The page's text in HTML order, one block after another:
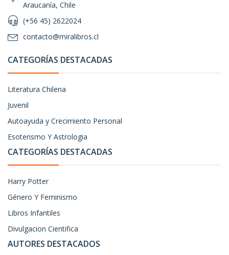
Araucanía, Chile
(+56 45) 2622024
contacto@miralibros.cl
CATEGORÍAS DESTACADAS
Literatura Chilena
Juvenil
Autoayuda y Crecimiento Personal
Esoterismo Y Astrologia
CATEGORÍAS DESTACADAS
Harry Potter
Género Y Feminismo
Libros Infantiles
Divulgacion Cientifica
AUTORES DESTACADOS